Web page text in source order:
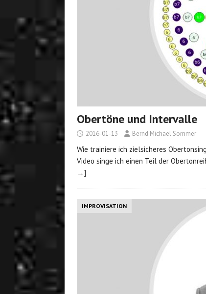
Obertöne und Intervalle
2016-01-13 Bernd Michael Sommer
Wie trainiere ich zielsicheres
Video singe ich einen Teil der
→]
IMPROVISATION